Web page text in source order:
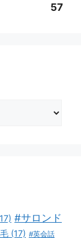
57
#サロンド
(17) #英会話